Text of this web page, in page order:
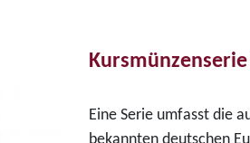
Eine Serie umfasst die